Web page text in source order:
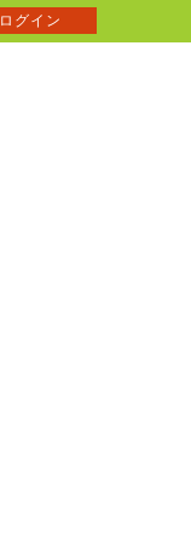
ログイン